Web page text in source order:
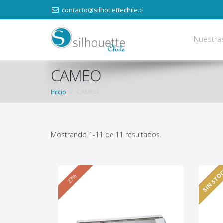
contacto@silhouettechile.cl
CAMEO
Inicio
Mostrando 1-11 de 11 resultados.
27% 23%
SIN